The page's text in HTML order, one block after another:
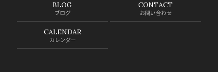
BLOG
ブログ
CONTACT
お問い合わせ
CALENDAR
カレンダー